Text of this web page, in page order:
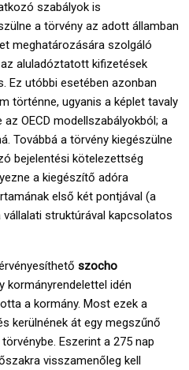
szabályok is
a törvény az adott államban
meghatározására szolgáló
aluladóztatott kifizetések
Ez utóbbi esetében azonban
történne, ugyanis a képlet tavaly
OECD modellszabályokból; a
Továbbá a törvény kiegészülne
bejelentési kötelezettség
a kiegészítő adóra
első két pontjával (a
struktúrával kapcsolatos
szocho
kormányrendelettel idén
a kormány. Most ezek a
kerülnének át egy megszűnő
Eszerint a 275 nap
visszamenőleg kell